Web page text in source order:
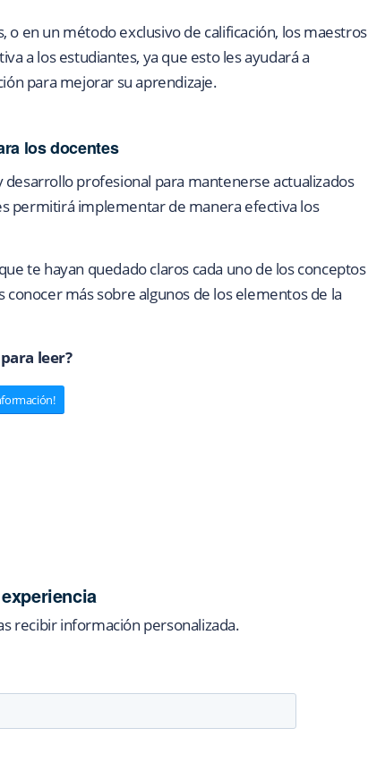
o en un método exclusivo de calificación, los maestros
a los estudiantes, ya que esto les ayudará a
para mejorar su aprendizaje.
los docentes
profesional para mantenerse actualizados
permitirá implementar de manera efectiva los
te hayan quedado claros cada uno de los conceptos
más sobre algunos de los elementos de la
leer?
recibir información personalizada.